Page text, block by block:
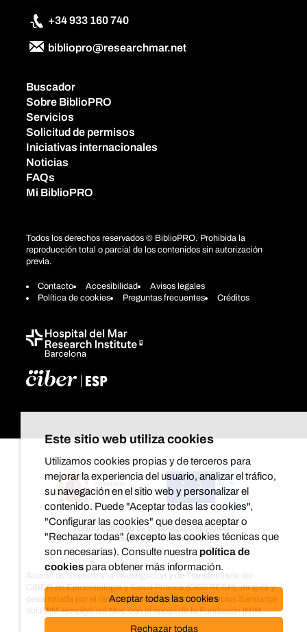
+34 933 160 740
bibliopro@researchmar.net
Buscador
Sobre BiblioPRO
Servicios
Solicitud de permisos
Iniciativas internacionales
Noticias
FAQs
Mi BiblioPRO
Todos los derechos reservados © BiblioPRO. Prohibida la
reproducción total o parcial de los contenidos sin autorización
previa.
Contacto Accesibilidad
Avisos legales
Política de cookies
Preguntas frecuentes Créditos
Acción de Soporte a la Investigación y de Transferencia del
CIBER en Epidemiología y Salud Pública (CIBERESP), dirigida y
desarrollada por el Grupo de investigación en Servicios Sanitarios
del IMIM-Hospital del Mar, con el apoyo de la Fundación IMIM.
Este sitio web utiliza cookies
Utilizamos cookies propias y de terceros para
mejorar la experiencia del usuario, analizar el tráfico,
su navegación en el sitio web y personalizar el
contenido. Puede "Aceptar todas las cookies",
"Configurar las cookies" que desea aceptar o
"Rechazar todas" (excepto las cookies técnicas que
son necesarias). Consulte nuestra política de
cookies para obtener más información.
Aceptar todas las cookies
Rechazar todas